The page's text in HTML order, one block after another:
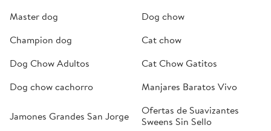
Master dog
Dog chow
Champion dog
Cat chow
Dog Chow Adultos
Cat Chow Gatitos
Dog chow cachorro
Manjares Baratos Vivo
Jamones Grandes San Jorge
Ofertas de Suavizantes
Sweens Sin Sello